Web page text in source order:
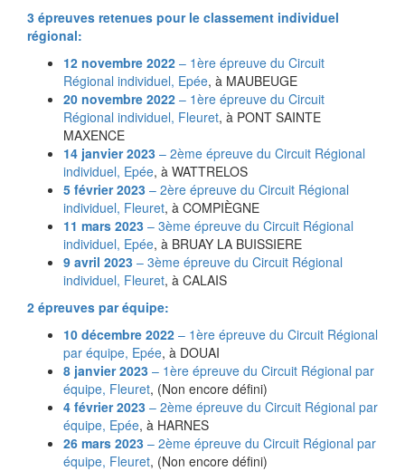
3 épreuves retenues pour le classement individuel
régional:
12 novembre 2022 – 1ère épreuve du Circuit
Régional individuel, Epée, à MAUBEUGE
20 novembre 2022 – 1ère épreuve du Circuit
Régional individuel, Fleuret, à PONT SAINTE
MAXENCE
14 janvier 2023 – 2ème épreuve du Circuit Régional
individuel, Epée, à WATTRELOS
5 février 2023 – 2ère épreuve du Circuit Régional
individuel, Fleuret, à COMPIÈGNE
11 mars 2023 – 3ème épreuve du Circuit Régional
individuel, Epée, à BRUAY LA BUISSIERE
9 avril 2023 – 3ème épreuve du Circuit Régional
individuel, Fleuret, à CALAIS
2 épreuves par équipe:
10 décembre 2022 – 1ère épreuve du Circuit Régional
par équipe, Epée, à DOUAI
8 janvier 2023 – 1ère épreuve du Circuit Régional par
équipe, Fleuret, (Non encore défini)
4 février 2023 – 2ème épreuve du Circuit Régional par
équipe, Epée, à HARNES
26 mars 2023 – 2ème épreuve du Circuit Régional par
équipe, Fleuret, (Non encore défini)